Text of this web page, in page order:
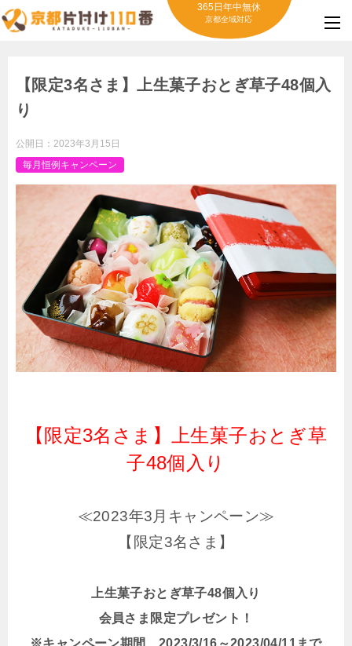
365日年中無休
京都全域対応
【限定3名さま】上生菓子おとぎ草子48個入
り
公開日： 2023年3月15日
毎月恒例キャンペーン
【限定3名さま】上生菓子おとぎ草
子48個入り
≪2023年3月キャンペーン≫
【限定3名さま】
上生菓子おとぎ草子48個入り
会員さま限定プレゼント！
※キャンペーン期間 2023/3/16～2023/04/11まで